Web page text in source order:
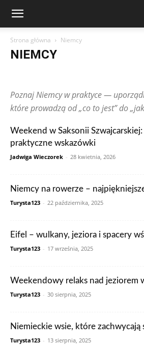
Strona główna Niemcy
NIEMCY
Francja
Grecja Gwatemala Hiszpania
Indie
Indonezja Irlandia Japonia
Korea Południowa
Niemcy
Norwegia Nowa Zelandia Peru
Rosja
RPA Rumunia Singapur
Szwajcaria
Szwecja Tajlandia
Turcja
Ukraina Węgry Wielka Brytania
Poznaj Niemcy w praktyce —
które prowadzą od „co to jest” do
Weekend w Saksonii
praktyczne wskazówki
Jadwiga Wieczorek - 28 kwietnia, 2026
Niemcy na rowerze –
Turysta123 - 22 października, 2025
Eifel – wulkany, jeziora i spacery
Turysta123 - 17 września, 2025
Weekendowy relaks nad jeziorem
Turysta123 - 30 sierpnia, 2025
Niemieckie wsie, które
Turysta123 - 13 sierpnia, 2025